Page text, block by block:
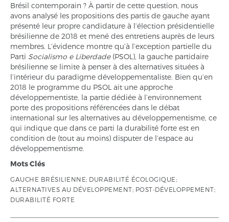
Brésil contemporain ? À partir de cette question, nous
avons analysé les propositions des partis de gauche ayant
présenté leur propre candidature à l’élection présidentielle
brésilienne de 2018 et mené des entretiens auprès de leurs
membres. L’évidence montre qu’à l’exception partielle du
Parti Socialismo e Liberdade (PSOL), la gauche partidaire
brésilienne se limite à penser à des alternatives situées à
l’intérieur du paradigme développementaliste. Bien qu’en
2018 le programme du PSOL ait une approche
développementiste, la partie dédiée à l’environnement
porte des propositions référencées dans le débat
international sur les alternatives au développementisme, ce
qui indique que dans ce parti la durabilité forte est en
condition de (tout au moins) disputer de l’espace au
développementisme.
Mots Clés
GAUCHE BRÉSILIENNE; DURABILITÉ ÉCOLOGIQUE;
ALTERNATIVES AU DÉVELOPPEMENT; POST-DÉVELOPPEMENT;
DURABILITÉ FORTE